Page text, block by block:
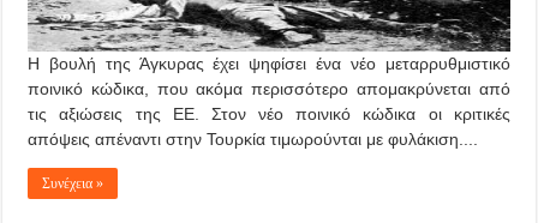
Η βουλή της Άγκυρας έχει ψηφίσει ένα νέο μεταρρυθμιστικό
ποινικό κώδικα, που ακόμα περισσότερο απομακρύνεται από
τις αξιώσεις της ΕΕ. Στον νέο ποινικό κώδικα οι κριτικές
απόψεις απέναντι στην Τουρκία τιμωρούνται με φυλάκιση....
Συνέχεια »